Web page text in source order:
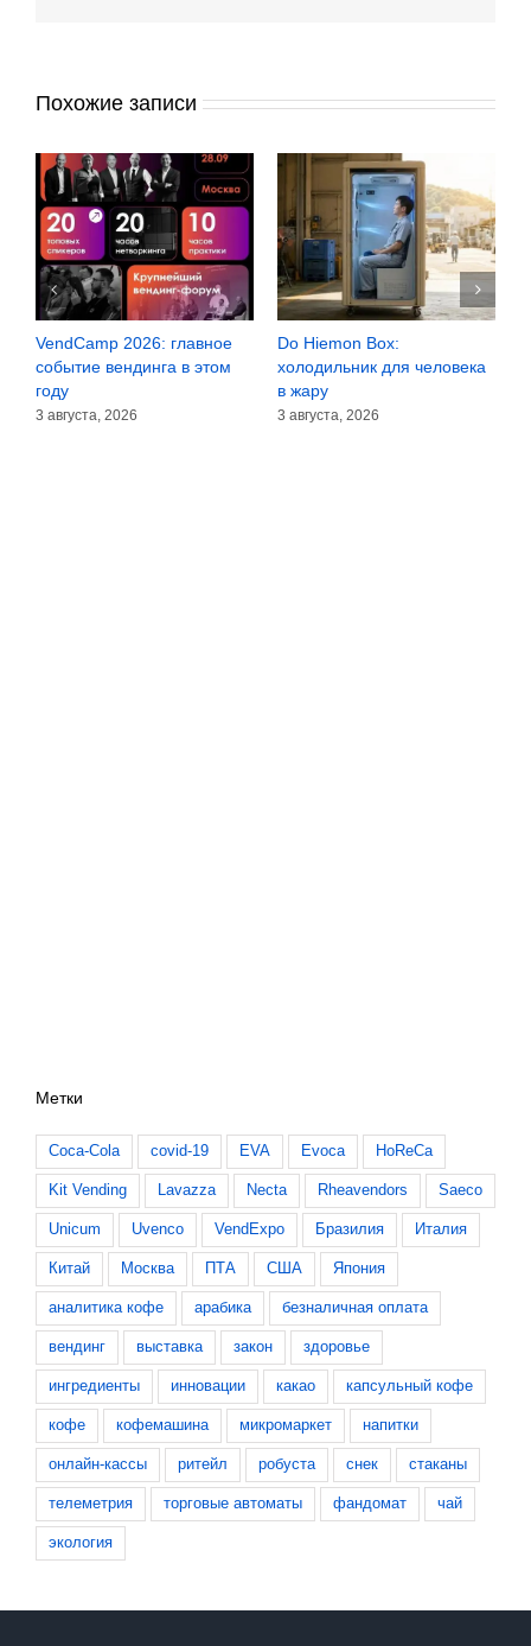
Похожие записи
VendCamp 2026: главное
событие вендинга в этом
году
3 августа, 2026
Do Hiemon Box:
холодильник для человека
в жару
3 августа, 2026
Метки
Coca-Cola covid-19 EVA Evoca HoReCa
Kit Vending Lavazza Necta Rheavendors Saeco
Unicum Uvenco VendExpo Бразилия Италия
Китай Москва ПТА США Япония
аналитика кофе арабика безналичная оплата
вендинг выставка закон здоровье
ингредиенты инновации какао капсульный кофе
кофе кофемашина микромаркет напитки
онлайн-кассы ритейл робуста снек стаканы
телеметрия торговые автоматы фандомат чай
экология